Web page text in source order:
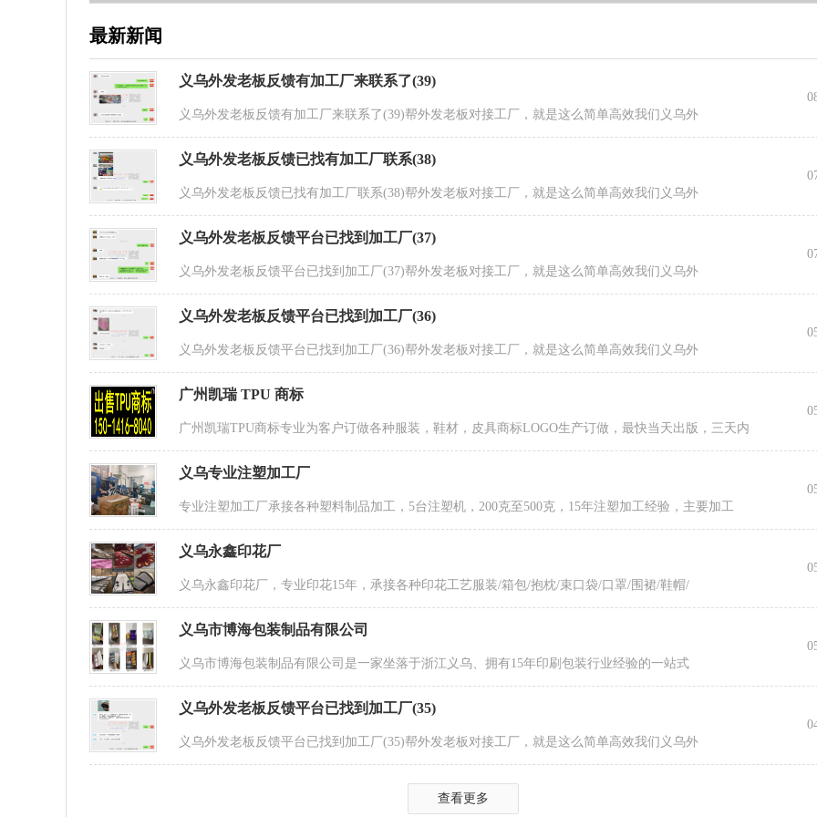
最新新闻
义乌外发老板反馈有加工厂来联系了(39)
义乌外发老板反馈有加工厂来联系了(39)帮外发老板对接工厂，就是这么简单高效我们义乌外
义乌外发老板反馈已找有加工厂联系(38)
义乌外发老板反馈已找有加工厂联系(38)帮外发老板对接工厂，就是这么简单高效我们义乌外
义乌外发老板反馈平台已找到加工厂(37)
义乌外发老板反馈平台已找到加工厂(37)帮外发老板对接工厂，就是这么简单高效我们义乌外
义乌外发老板反馈平台已找到加工厂(36)
义乌外发老板反馈平台已找到加工厂(36)帮外发老板对接工厂，就是这么简单高效我们义乌外
广州凯瑞 TPU 商标
广州凯瑞TPU商标专业为客户订做各种服装，鞋材，皮具商标LOGO生产订做，最快当天出版，三天内
义乌专业注塑加工厂
专业注塑加工厂承接各种塑料制品加工，5台注塑机，200克至500克，15年注塑加工经验，主要加工
义乌永鑫印花厂
义乌永鑫印花厂，专业印花15年，承接各种印花工艺服装/箱包/抱枕/束口袋/口罩/围裙/鞋帽/
义乌市博海包装制品有限公司
义乌市博海包装制品有限公司是一家坐落于浙江义乌、拥有15年印刷包装行业经验的一站式
义乌外发老板反馈平台已找到加工厂(35)
义乌外发老板反馈平台已找到加工厂(35)帮外发老板对接工厂，就是这么简单高效我们义乌外
查看更多